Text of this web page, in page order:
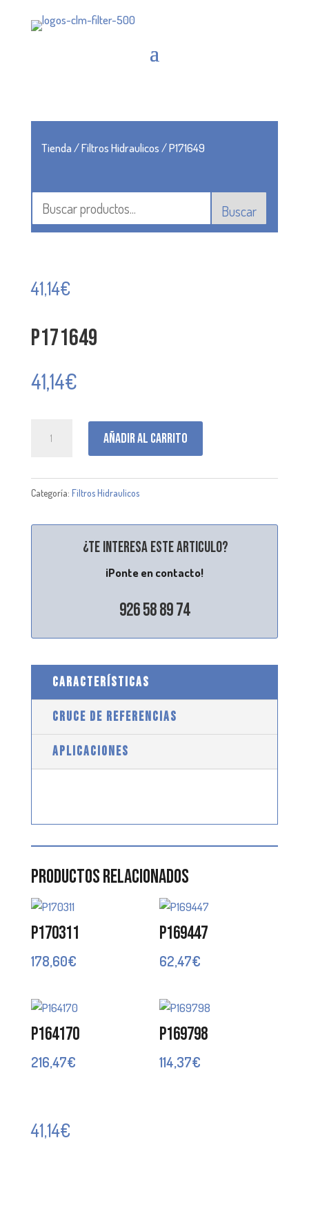
Tienda/Filtros Hidraulicos/ P171649
Buscar
41,14€
P171649
41,14€
Añadir al carrito
Categoría: Filtros Hidraulicos
¿Te interesa este articulo?
¡Ponte en contacto!
926 58 89 74
CARACTERÍSTICAS
CRUCE DE REFERENCIAS
APLICACIONES
Productos relacionados
P170311
178,60€
P169447
62,47€
P164170
216,47€
P169798
114,37€
41,14€